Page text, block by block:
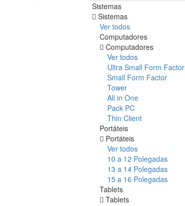
Sistemas
Sistemas
Ver todos
Computadores
Computadores
Ver todos
Ultra Small Form Factor
Small Form Factor
Tower
All in One
Pack PC
Thin Client
Portáteis
Portáteis
Ver todos
10 a 12 Polegadas
13 a 14 Polegadas
15 a 16 Polegadas
Tablets
Tablets